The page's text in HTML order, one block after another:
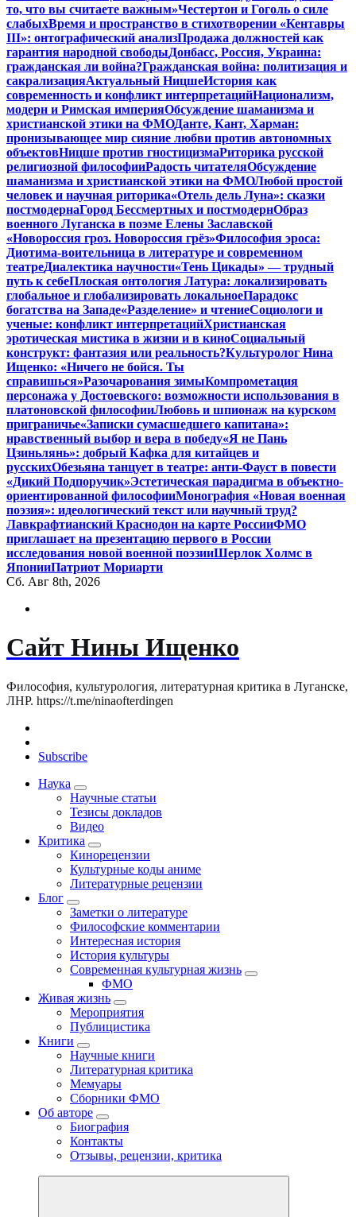
то, что вы считаете важным»Честертон и Гоголь о силе
слабыхВремя и пространство в стихотворении «Кентавры
III»: онтографический анализПродажа должностей как
гарантия народной свободыДонбасс, Россия, Украина:
гражданская ли война?Гражданская война: политизация и
сакрализацияАктуальный НицшеИстория как
современность и конфликт интерпретацийНационализм,
модерн и Римская империяОбсуждение шаманизма и
христианской этики на ФМОДанте, Кант, Харман:
пронизывающее мир сияние любви против автономных
объектовНицше против гностицизмаРиторика русской
религиозной философииРадость читателяОбсуждение
шаманизма и христианской этики на ФМОЛюбой простой
человек и научная риторика«Отель дель Луна»: сказки
постмодернаГород Бессмертных и постмодернОбраз
военного Луганска в поэме Елены Заславской
«Новороссия гроз. Новороссия грёз»Философия эроса:
Диотима-воительница в литературе и современном
театреДиалектика научности«Тень Цикады» — трудный
путь к себеПлоская онтология Латура: локализировать
глобальное и глобализировать локальноеПарадокс
богатства на Западе«Разделение» и чтениеСоциологи и
ученые: конфликт интерпретацийХристианская
эротическая мистика в жизни и в киноСоциальный
конструкт: фантазия или реальность?Культуролог Нина
Ищенко: «Ничего не бойся. Ты
справишься»Разочарования зимыКомпрометация
персонажа у Достоевского: возможности использования в
платоновской философииЛюбовь и шпионаж на курском
приграничье«Записки сумасшедшего капитана»:
нравственный выбор и вера в победу«Я не Пань
Цзиньлянь»: добрый Кафка для китайцев и
русскихОбезьяна танцует в театре: анти-Фауст в повести
«Дикий Подпоручик»Эстетическая парадигма в объектно-
ориентированной философииМонография «Новая военная
поэзия»: идеологический текст или научный труд?
Лавкрафтианский Краснодон на карте РоссииФМО
приглашает на презентацию первого в России
исследования новой военной поэзииШерлок Холмс в
ЯпонииПатриот Мориарти
Сб. Авг 8th, 2026
Сайт Нины Ищенко
Философия, культурология, литературная критика в Луганске,
ЛНР. https://t.me/ninaofterdingen
Subscribe
Наука
Научные статьи
Тезисы докладов
Видео
Критика
Кинорецензии
Культурные коды аниме
Литературные рецензии
Блог
Заметки о литературе
Философские комментарии
Интересная история
История культуры
Современная культурная жизнь
ФМО
Живая жизнь
Мероприятия
Публицистика
Книги
Научные книги
Литературная критика
Мемуары
Сборники ФМО
Об авторе
Биография
Контакты
Отзывы, рецензии, критика